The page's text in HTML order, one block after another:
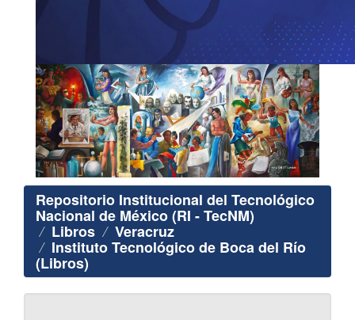
Repositorio Institucional del Tecnológico
Nacional de México (RI - TecNM)
Libros Veracruz
Instituto Tecnológico de Boca del Río
(Libros)